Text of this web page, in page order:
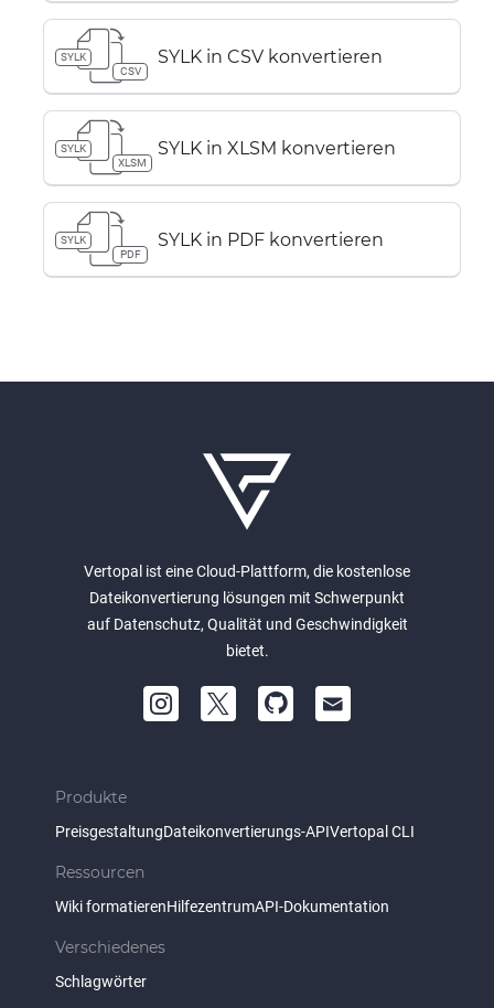
SYLK
CSV
SYLK in CSV konvertieren
SYLK
XLSM
SYLK in XLSM konvertieren
SYLK
PDF
SYLK in PDF konvertieren
Vertopal ist eine Cloud-Plattform, die kostenlose
Dateikonvertierung lösungen mit Schwerpunkt
auf Datenschutz, Qualität und Geschwindigkeit
bietet.
Produkte
PreisgestaltungDateikonvertierungs-APIVertopal CLI
Ressourcen
Wiki formatierenHilfezentrumAPI-Dokumentation
Verschiedenes
Schlagwörter